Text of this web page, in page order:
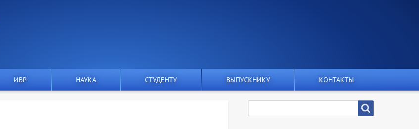
ИВР НАУКА СТУДЕНТУ ВЫПУСКНИКУ КОНТАКТЫ